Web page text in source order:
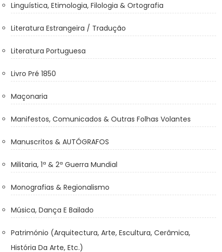
Linguística, Etimologia, Filologia & Ortografia
Literatura Estrangeira / Tradução
Literatura Portuguesa
Livro Pré 1850
Maçonaria
Manifestos, Comunicados & Outras Folhas Volantes
Manuscritos & AUTÓGRAFOS
Militaria, 1ª & 2ª Guerra Mundial
Monografias & Regionalismo
Música, Dança E Bailado
Património (Arquitectura, Arte, Escultura, Cerâmica,
História Da Arte, Etc.)